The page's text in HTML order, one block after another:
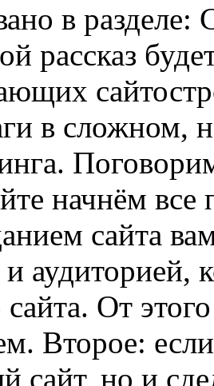
в
рассказ
в сложном,
начнём
сайта
аудиторией,
сайта. От
Второе:
сайт, но и